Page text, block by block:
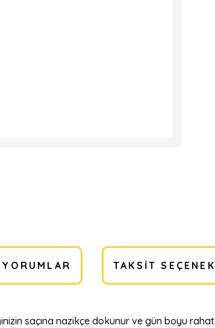
YORUMLAR TAKSIT
saçına nazikçe dokunur ve gün boyu